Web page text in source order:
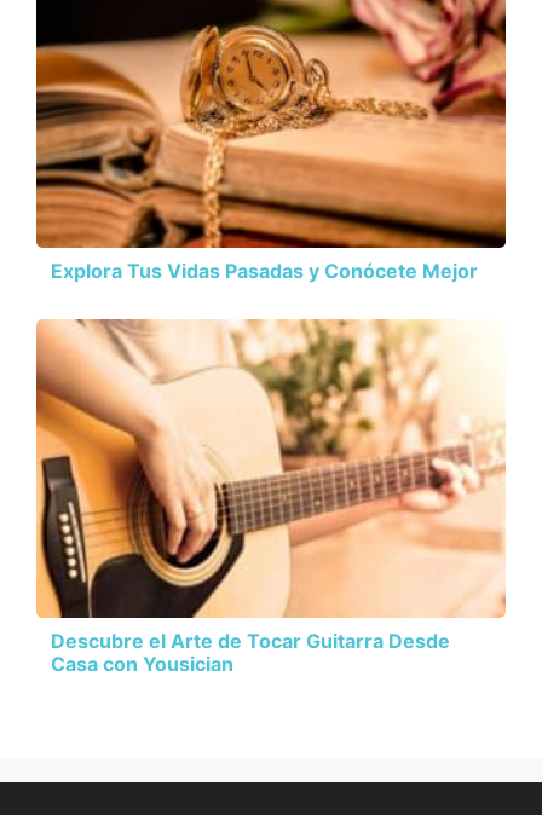
Explora Tus Vidas Pasadas y Conócete Mejor
Descubre el Arte de Tocar Guitarra Desde
Casa con Yousician